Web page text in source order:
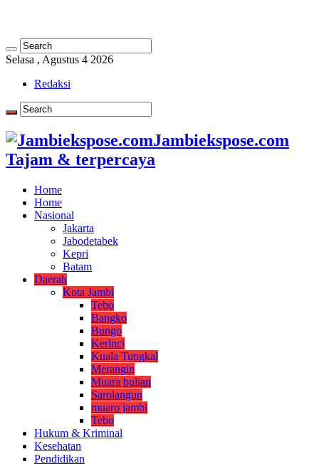
Selasa , Agustus 4 2026
Redaksi
Jambiekspose.com
Tajam & terpercaya
Home
Home
Nasional
Jakarta
Jabodetabek
Kepri
Batam
Daerah
Kota Jambi
Tebo
Bangko
Bungo
Kerinci
Kuala Tungkal
Merangin
Muara bulian
Sarolangun
muaro jambi
Tebo
Hukum & Kriminal
Kesehatan
Pendidikan